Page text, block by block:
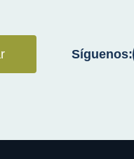
Síguenos: